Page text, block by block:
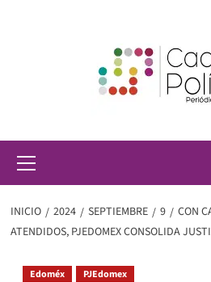
principal
INICIO 2024 SEPTIEMBRE 9
CON
ATENDIDOS, PJEDOMEX CONSOLIDA
Edoméx PJEdomex